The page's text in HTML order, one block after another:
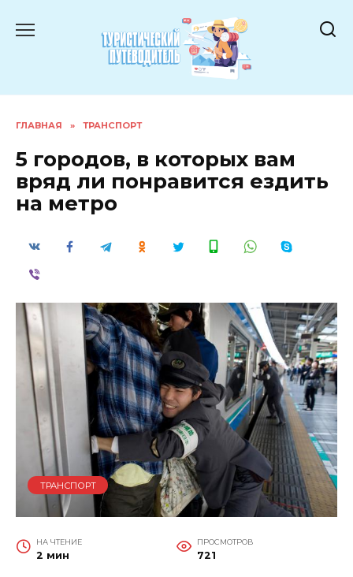
ГЛАВНАЯ » ТРАНСПОРТ
5 городов, в которых вам
вряд ли понравится ездить
на метро
ТРАНСПОРТ
НА ЧТЕНИЕ
2 мин
ПРОСМОТРОВ
721